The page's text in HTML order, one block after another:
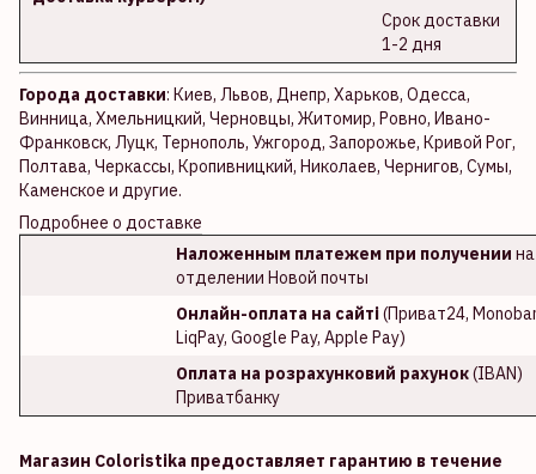
Срок доставки
1-2 дня
Города доставки: Киев, Львов, Днепр, Харьков, Одесса,
Винница, Хмельницкий, Черновцы, Житомир, Ровно, Ивано-
Франковск, Луцк, Тернополь, Ужгород, Запорожье, Кривой Рог,
Полтава, Черкассы, Кропивницкий, Николаев, Чернигов, Сумы,
Каменское и другие.
Подробнее о доставке
Наложенным платежем при получении на
отделении Новой почты
Онлайн-оплата на сайті(Приват24,
LiqPay, Google Pay, Apple Pay)
Оплата на розрахунковий рахунок(IBAN)
Приватбанку
Магазин Coloristika предоставляет гарантию в течение